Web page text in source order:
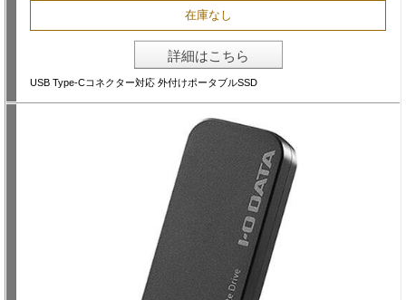
在庫なし
詳細はこちら
USB Type-Cコネクター対応 外付けポータブルSSD